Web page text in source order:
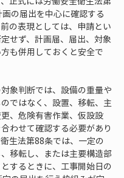
の届出を中心に確認する
の表現としては、申請とい
せず、計画届、届出、対象
も併用しておくと安全で
象判断では、設備の重量や
ではなく、設置、移転、主
、危険有害作業、仮設設
わせて確認する必要があり
生法第88条では、一定の
移転し、または主要構造部
するときに、工事開始日の